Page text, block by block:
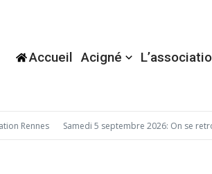
Accueil Acigné
Rennes Samedi 5 septembre 2026: On se